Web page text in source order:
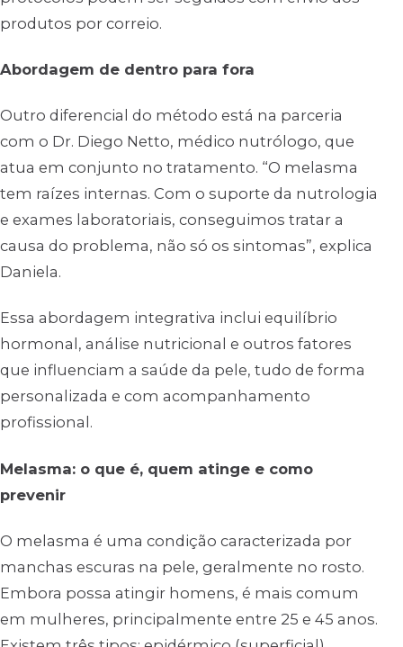
produtos por correio.
Abordagem de dentro para fora
Outro diferencial do método está na parceria
com o Dr. Diego Netto, médico nutrólogo, que
atua em conjunto no tratamento. “O melasma
tem raízes internas. Com o suporte da nutrologia
e exames laboratoriais, conseguimos tratar a
causa do problema, não só os sintomas”, explica
Daniela.
Essa abordagem integrativa inclui equilíbrio
hormonal, análise nutricional e outros fatores
que influenciam a saúde da pele, tudo de forma
personalizada e com acompanhamento
profissional.
Melasma: o que é, quem atinge e como
prevenir
O melasma é uma condição caracterizada por
manchas escuras na pele, geralmente no rosto.
Embora possa atingir homens, é mais comum
em mulheres, principalmente entre 25 e 45 anos.